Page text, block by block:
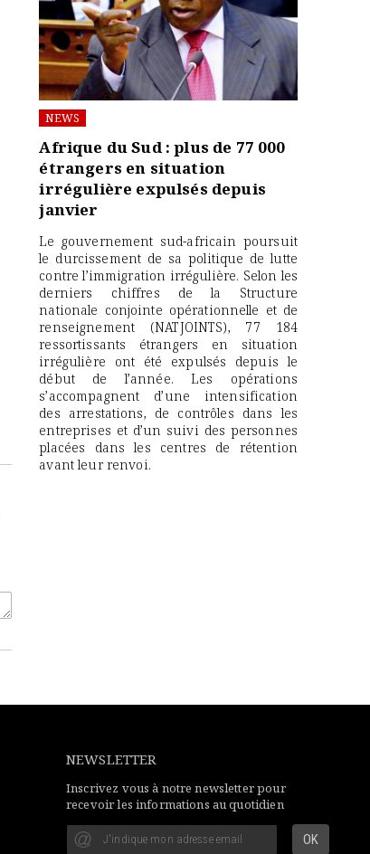
NEWS
Afrique du Sud : plus de 77 000
étrangers en situation
irrégulière expulsés depuis
janvier
Le gouvernement sud-africain poursuit
le durcissement de sa politique de lutte
contre l’immigration irrégulière. Selon les
derniers chiffres de la Structure
nationale conjointe opérationnelle et de
renseignement (NATJOINTS), 77 184
ressortissants étrangers en situation
irrégulière ont été expulsés depuis le
début de l’année. Les opérations
s’accompagnent d’une intensification
des arrestations, de contrôles dans les
entreprises et d’un suivi des personnes
placées dans les centres de rétention
avant leur renvoi.
NEWSLETTER
Inscrivez vous à notre newsletter pour
recevoir les informations au quotidien